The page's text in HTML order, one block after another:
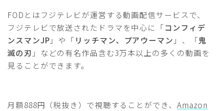
FODとはフジテレビが運営する動画配信サービスで、
フジテレビで放送されたドラマを中心に「コンフィデ
ンスマンJP 」や「 リッチマン、プアウーマン 」、「鬼
滅の刃 」などの有名作品含む3万本以上の多くの動画を
見ることができます。
月額888円（税抜き）で視聴することができ、 Amazon